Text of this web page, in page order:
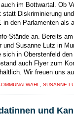
im Bottwartal. Ob
Diskriminierung
den Parlamenten als
Stände an. Bereits
Susanne Lutz in
in Oberstenfeld
auch Flyer zum
Wir freuen uns
SUSANNE
und